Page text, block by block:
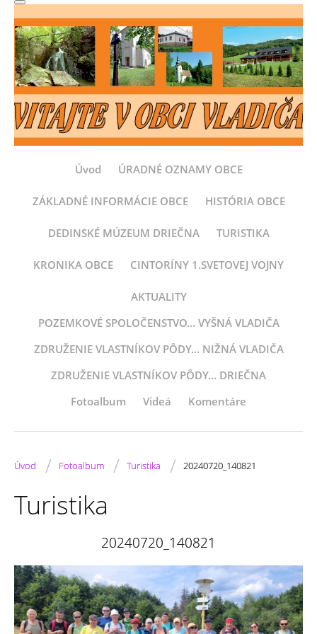
Úvod ÚRADNÉ OZNAMY OBCE
ZÁKLADNÉ INFORMÁCIE OBCE HISTÓRIA OBCE
DEDINSKÉ MÚZEUM DRIEČNA TURISTIKA
KRONIKA OBCE CINTORÍNY 1.SVETOVEJ VOJNY
AKTUALITY
POZEMKOVÉ SPOLOČENSTVO... VYŠNÁ VLADIČA
ZDRUŽENIE VLASTNÍKOV PÔDY... NIŽNÁ VLADIČA
ZDRUŽENIE VLASTNÍKOV PÔDY... DRIEČNA
Fotoalbum
Videá Komentáre
Úvod / Fotoalbum / Turistika / 20240720_140821
Turistika
20240720_140821